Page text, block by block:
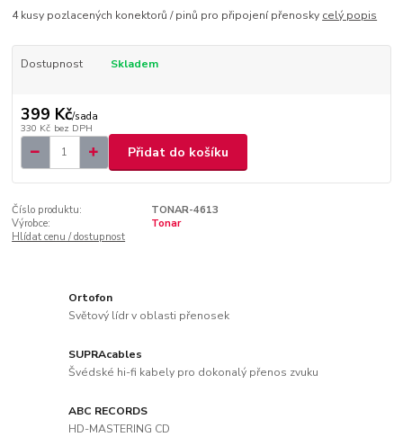
4 kusy pozlacených konektorů / pinů pro připojení přenosky celý popis
Dostupnost Skladem
399 Kč/sada
330 Kč bez DPH
Přidat do košíku
Číslo produktu:
TONAR-4613
Výrobce:
Tonar
Hlídat cenu / dostupnost
Ortofon
Světový lídr v oblasti přenosek
SUPRAcables
Švédské hi-fi kabely pro dokonalý přenos zvuku
ABC RECORDS
HD-MASTERING CD